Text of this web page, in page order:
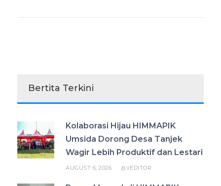
Bertita Terkini
Kolaborasi Hijau HIMMAPIK
Umsida Dorong Desa Tanjek
Wagir Lebih Produktif dan Lestari
AUGUST 6, 2026 BYEDITOR